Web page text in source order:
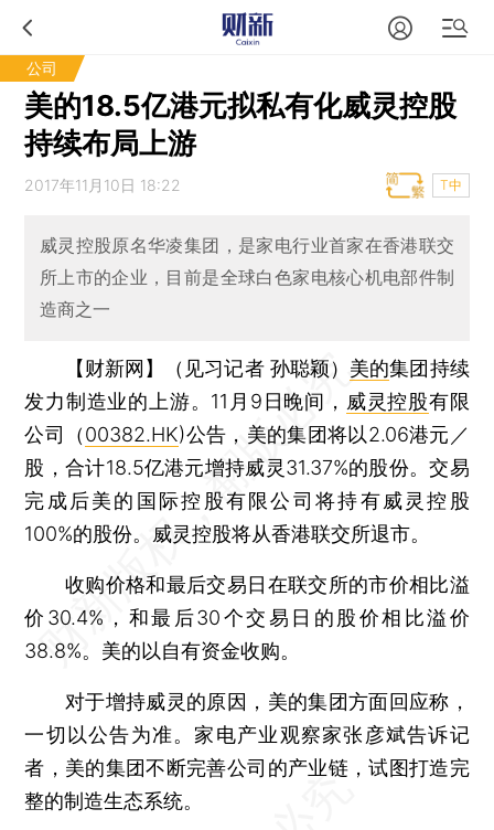
公司
美的18.5亿港元拟私有化威灵控股
持续布局上游
2017年11月10日 18:22 T中
威灵控股原名华凌集团，是家电行业首家在香港联交
所上市的企业，目前是全球白色家电核心机电部件制
造商之一
【财新网】（见习记者 孙聪颖） 美的集团持续
发力制造业的上游。11月9日晚间， 威灵控股有限
公司（00382.HK)公告，美的集团将以2.06港元／
股，合计18.5亿港元增持威灵31.37%的股份。交易
完成后美的国际控股有限公司将持有威灵控股
100%的股份。威灵控股将从香港联交所退市。
收购价格和最后交易日在联交所的市价相比溢
价30.4%，和最后30个交易日的股价相比溢价
38.8%。美的以自有资金收购。
对于增持威灵的原因，美的集团方面回应称，
一切以公告为准。家电产业观察家张彦斌告诉记
者，美的集团不断完善公司的产业链，试图打造完
整的制造生态系统。